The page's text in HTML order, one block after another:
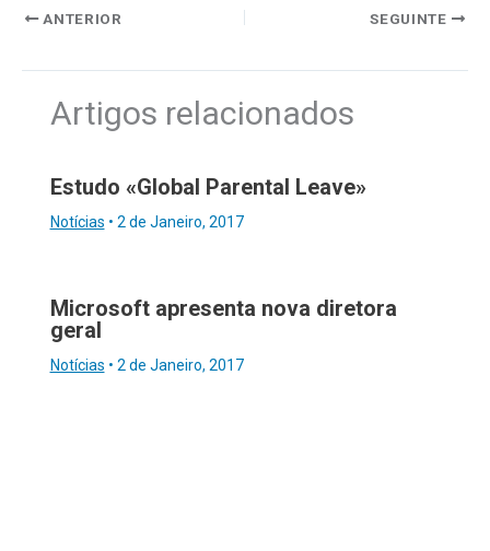
ANTERIOR SEGUINTE
Artigos relacionados
Estudo «Global Parental Leave»
Notícias • 2 de Janeiro, 2017
Microsoft apresenta nova diretora
geral
Notícias • 2 de Janeiro, 2017